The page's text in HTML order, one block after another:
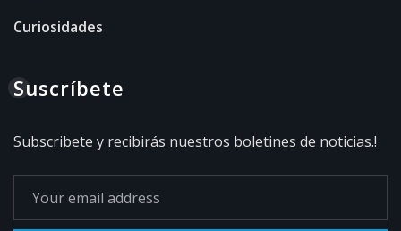
Curiosidades
Suscríbete
Subscribete y recibirás nuestros boletines de noticias.!